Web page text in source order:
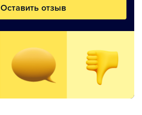
Оставить отзыв